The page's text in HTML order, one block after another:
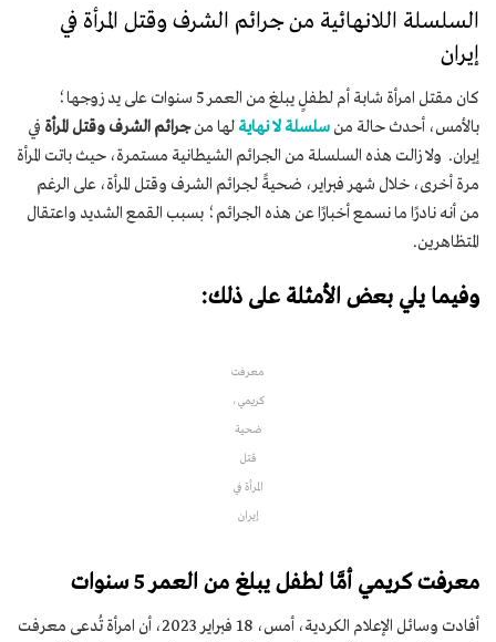
السلسلة اللانهائية من جرائم الشرف وقتل المرأة في
إيران
كان مقتل امرأة شابة أم لطفلٍ يبلغ من العمر 5 سنوات على يد زوجها؛
بالأمس، أحدث حالة من سلسلة لا نهاية لها منجرائم الشرف وقتل المرأة في
إيران. ولا زالت هذه السلسلة من الجرائم الشيطانية مستمرة، حيث باتت المرأة
مرة أخرى، خلال شهر فبراير، ضحيةً لجرائم الشرف وقتل المرأة، على الرغم
من أنه نادرًا ما نسمع أخبارًا عن هذه الجرائم؛ بسبب القمع الشديد واعتقال
المتظاهرين.
وفيما يلي بعض الأمثلة على ذلك:
معرفت
كريمي،
ضحية
قتل
المرأة في
إيران
معرفت كريمي أمَّا لطفل يبلغ من العمر 5 سنوات
أفادت وسائل الإعلام الكردية، أمس، 18 فبراير 2023، أن امرأة تُدعى معرفت